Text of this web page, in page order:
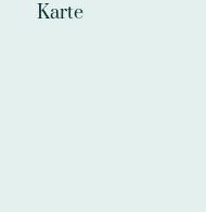
Karte